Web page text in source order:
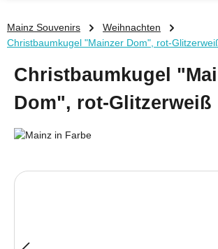
Mainz Souvenirs
Weihnachten
Christbaumkugel "Mainzer Dom", rot-
Christbaumkugel
Dom", rot-Glitzerweiß
Bildergalerie überspringen